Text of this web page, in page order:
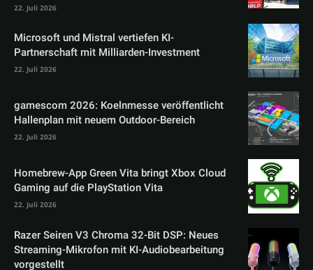
22. Juli 2026
Microsoft und Mistral vertiefen KI-
Partnerschaft mit Milliarden-Investment
22. Juli 2026
gamescom 2026: Koelnmesse veröffentlicht
Hallenplan mit neuem Outdoor-Bereich
22. Juli 2026
Homebrew-App Green Vita bringt Xbox Cloud
Gaming auf die PlayStation Vita
22. Juli 2026
Razer Seiren V3 Chroma 32-Bit DSP: Neues
Streaming-Mikrofon mit KI-Audiobearbeitung
vorgestellt